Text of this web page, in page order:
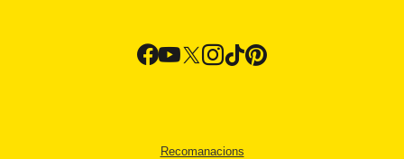
Recomanacions